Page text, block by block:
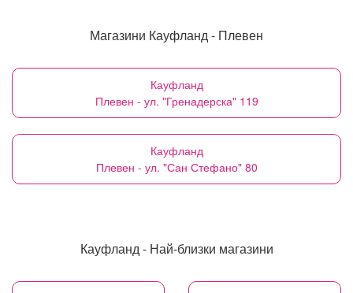
Магазини Кауфланд - Плевен
Кауфланд
Плевен - ул. "Гренадерска" 119
Кауфланд
Плевен - ул. "Сан Стефано" 80
Кауфланд - Най-близки магазини